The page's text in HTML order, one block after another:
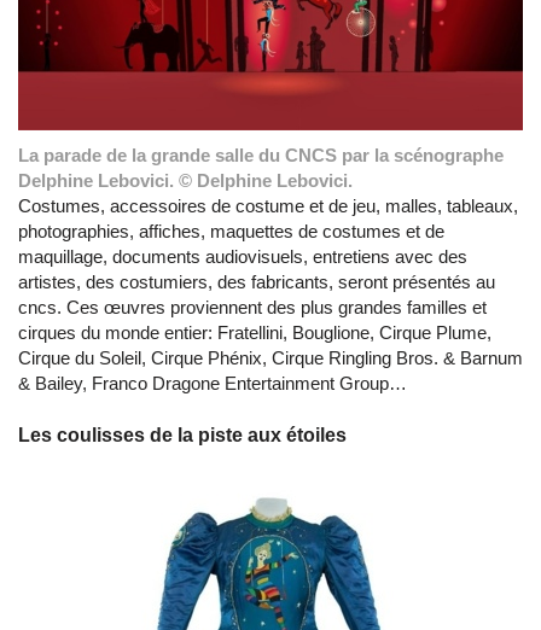
La parade de la grande salle du CNCS par la scénographe
Delphine Lebovici. © Delphine Lebovici.
Costumes, accessoires de costume et de jeu, malles, tableaux,
photographies, affiches, maquettes de costumes et de
maquillage, documents audiovisuels, entretiens avec des
artistes, des costumiers, des fabricants, seront présentés au
cncs. Ces œuvres proviennent des plus grandes familles et
cirques du monde entier: Fratellini, Bouglione, Cirque Plume,
Cirque du Soleil, Cirque Phénix, Cirque Ringling Bros. & Barnum
& Bailey, Franco Dragone Entertainment Group…
Les coulisses de la piste aux étoiles